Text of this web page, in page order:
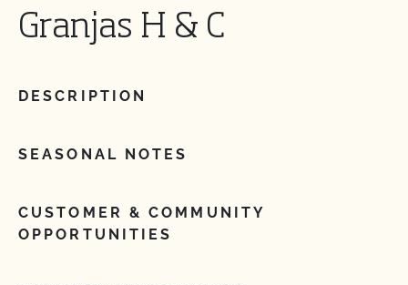
Granjas H & C
DESCRIPTION
SEASONAL NOTES
CUSTOMER & COMMUNITY
OPPORTUNITIES